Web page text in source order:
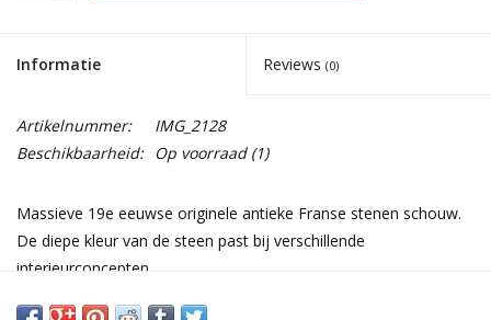
Informatie Reviews (0)
Artikelnummer:
IMG_2128
Beschikbaarheid: Op voorraad(1)
Massieve 19e eeuwse originele antieke Franse stenen schouw.
De diepe kleur van de steen past bij verschillende
interieurconcepten.